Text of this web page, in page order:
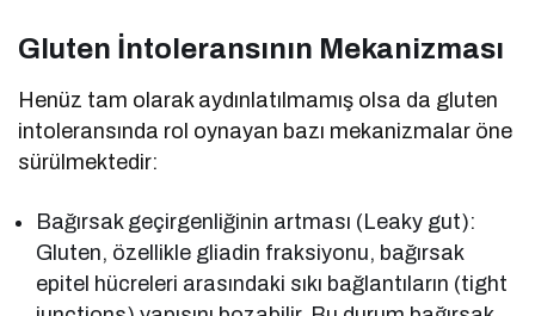
Gluten İntoleransının Mekanizması
Henüz tam olarak aydınlatılmamış olsa da gluten
intoleransında rol oynayan bazı mekanizmalar öne
sürülmektedir:
Bağırsak geçirgenliğinin artması (Leaky gut):
Gluten, özellikle gliadin fraksiyonu, bağırsak
epitel hücreleri arasındaki sıkı bağlantıların (tight